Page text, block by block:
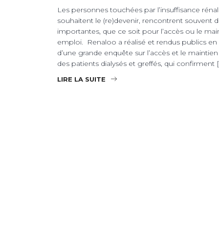
Les personnes touchées par l’insuffisance
souhaitent le (re)devenir, rencontrent souvent
importantes, que ce soit pour l’accès ou le
emploi. Renaloo a réalisé et rendus publics en
d’une grande enquête sur l’accès et le
des patients dialysés et greffés, qui confirment
LIRE LA SUITE